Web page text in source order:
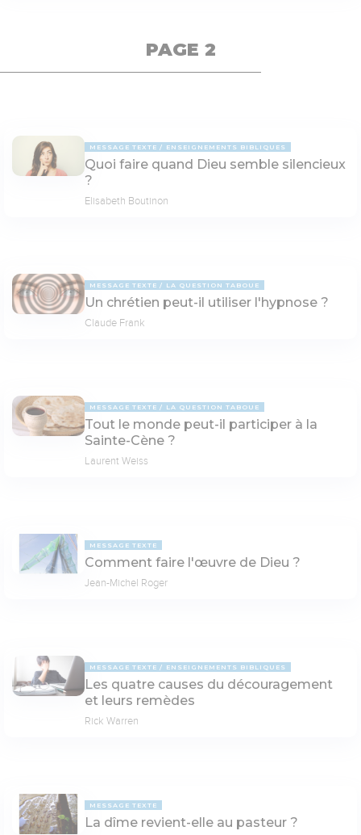
PAGE 2
MESSAGE TEXTE ENSEIGNEMENTS BIBLIQUES
Quoi faire quand Dieu semble silencieux
?
Elisabeth Boutinon
MESSAGE TEXTE LA QUESTION TABOUE
Un chrétien peut-il utiliser l'hypnose ?
Claude Frank
MESSAGE TEXTE LA QUESTION TABOUE
Tout le monde peut-il participer à la
Sainte-Cène ?
Laurent Weiss
MESSAGE TEXTE
Comment faire l'œuvre de Dieu ?
Jean-Michel Roger
MESSAGE TEXTE ENSEIGNEMENTS BIBLIQUES
Les quatre causes du découragement
et leurs remèdes
Rick Warren
MESSAGE TEXTE
La dîme revient-elle au pasteur ?